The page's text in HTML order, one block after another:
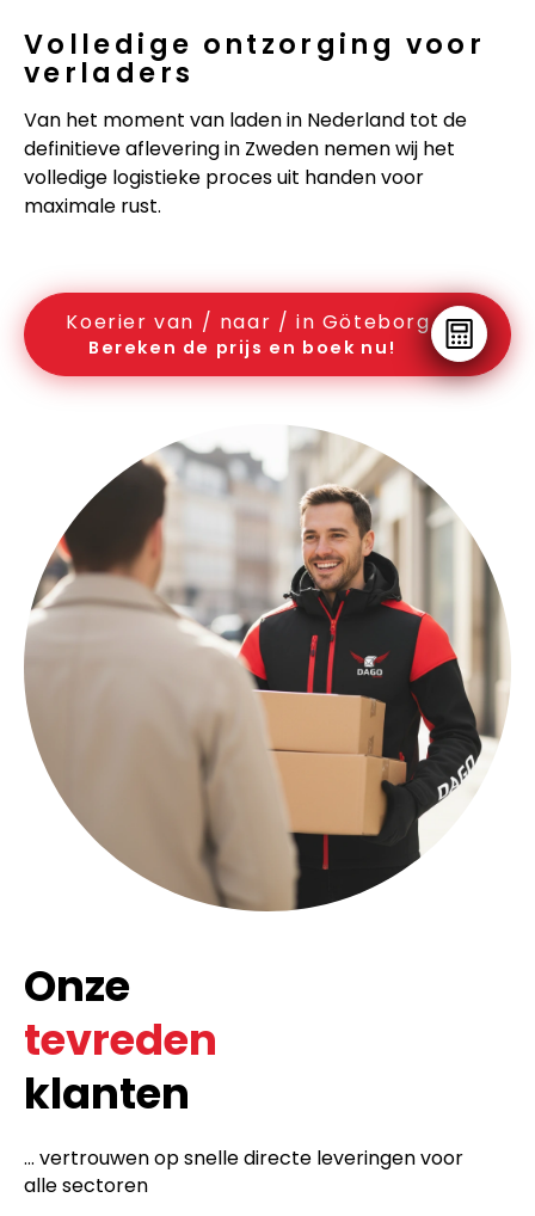
Volledige ontzorging voor
verladers
Van het moment van laden in Nederland tot de
definitieve aflevering in Zweden nemen wij het
volledige logistieke proces uit handen voor
maximale rust.
Koerier van / naar / in Göteborg
Bereken de prijs en boek nu!
Onze
tevreden
klanten
... vertrouwen op snelle directe leveringen voor
alle sectoren